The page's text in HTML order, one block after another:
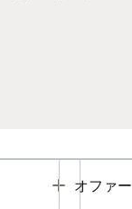
Toggle
オファー